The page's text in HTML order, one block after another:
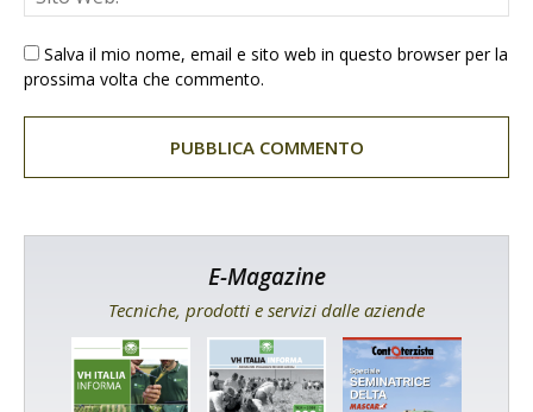
Salva il mio nome, email e sito web in questo browser per la
prossima volta che commento.
E-Magazine
Tecniche, prodotti e servizi dalle aziende